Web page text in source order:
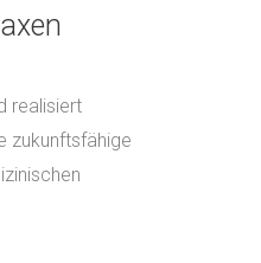
realisiert
zukunftsfähige